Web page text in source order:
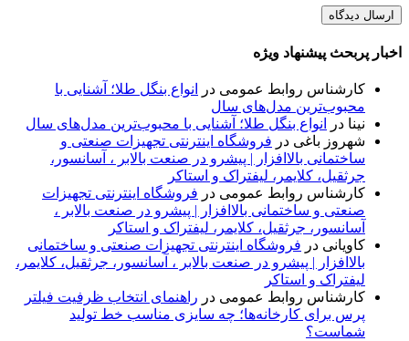
اخبار پربحث پیشنهاد ویژه
کارشناس روابط عمومی در
انواع بنگل طلا؛ آشنایی با
محبوب‌ترین مدل‌های سال
نینا در
انواع بنگل طلا؛ آشنایی با محبوب‌ترین مدل‌های سال
شهروز باغی در فروشگاه اینترنتی تجهیزات صنعتی و
ساختمانی بالاافزار | پیشرو در صنعت بالابر ، آسانسور،
جرثقیل، کلایمر، لیفتراک و استاکر
کارشناس روابط عمومی در فروشگاه اینترنتی تجهیزات
صنعتی و ساختمانی بالاافزار | پیشرو در صنعت بالابر ،
آسانسور، جرثقیل، کلایمر، لیفتراک و استاکر
کاویانی در فروشگاه اینترنتی تجهیزات صنعتی و ساختمانی
بالاافزار | پیشرو در صنعت بالابر ، آسانسور، جرثقیل، کلایمر،
لیفتراک و استاکر
کارشناس روابط عمومی در راهنمای انتخاب ظرفیت فیلتر
پرس برای کارخانه‌ها؛ چه سایزی مناسب خط تولید
شماست؟